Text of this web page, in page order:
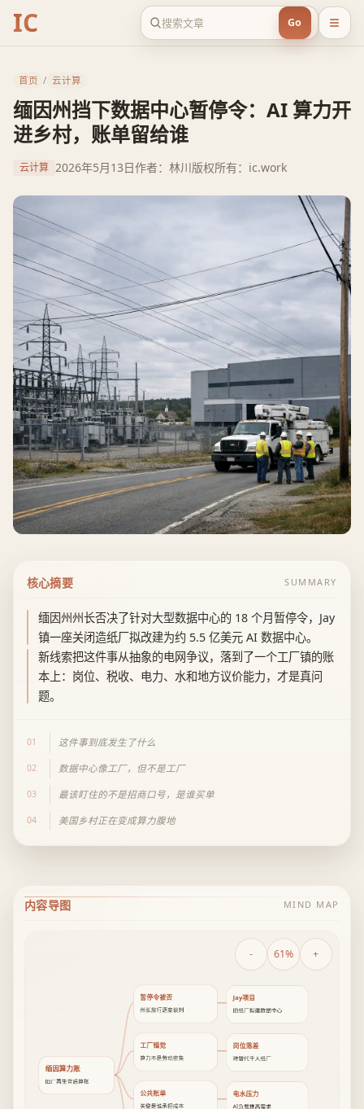
IC Go
首页 / 云计算
缅因州挡下数据中心暂停令：AI 算力开
进乡村，账单留给谁
云计算 2026年5月13日作者：林川版权所有：ic.work
核心摘要 SUMMARY
缅因州州长否决了针对大型数据中心的 18 个月暂停令，Jay
镇一座关闭造纸厂拟改建为约 5.5 亿美元 AI 数据中心。
新线索把这件事从抽象的电网争议，落到了一个工厂镇的账
本上：岗位、税收、电力、水和地方议价能力，才是真问
题。
01 这件事到底发生了什么
02 数据中心像工厂，但不是工厂
03 最该盯住的不是招商口号，是谁买单
04 美国乡村正在变成算力腹地
内容导图 MIND MAP
- 61% +
缅因算力账
旧厂再生背后算账
暂停令被否
州长放行逐案谈判
Jay项目
旧纸厂拟建数据中心
工厂错觉
算力不是劳动密集
岗位落差
难替代千人纸厂
公共账单
关键是谁承担成本
电水压力
AI负载推高需求